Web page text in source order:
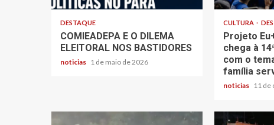
DESTAQUE
COMIEADEPA E O DILEMA
ELEITORAL NOS BASTIDORES
noticias 1 de maio de 2026
CULTURA
Projeto
chega à
com o
família
noticias 11 de